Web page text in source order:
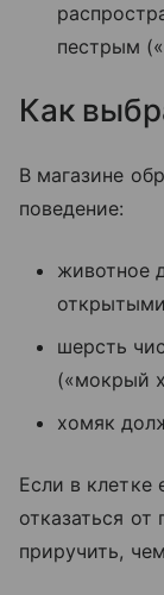
пестрым
Как
В магазине
поведение:
животное
шерсть
(«мокрый
хомяк
Если в
отказаться
приручить,